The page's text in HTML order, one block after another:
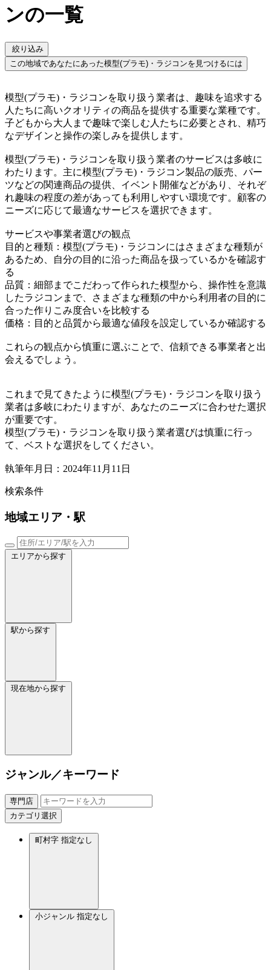
ンの一覧
絞り込み
この地域であなたにあった模型(プラモ)・ラジコンを見つけるには
模型(プラモ)・ラジコンを取り扱う業者は、趣味を追求する
人たちに高いクオリティの商品を提供する重要な業種です。
子どもから大人まで趣味で楽しむ人たちに必要とされ、精巧
なデザインと操作の楽しみを提供します。
模型(プラモ)・ラジコンを取り扱う業者のサービスは多岐に
わたります。主に模型(プラモ)・ラジコン製品の販売、パー
ツなどの関連商品の提供、イベント開催などがあり、それぞ
れ趣味の程度の差があっても利用しやすい環境です。顧客の
ニーズに応じて最適なサービスを選択できます。
サービスや事業者選びの観点
目的と種類：模型(プラモ)・ラジコンにはさまざまな種類が
あるため、自分の目的に沿った商品を扱っているかを確認す
る
品質：細部までこだわって作られた模型から、操作性を意識
したラジコンまで、さまざまな種類の中から利用者の目的に
合った作りこみ度合いを比較する
価格：目的と品質から最適な値段を設定しているか確認する
これらの観点から慎重に選ぶことで、信頼できる事業者と出
会えるでしょう。
これまで見てきたように模型(プラモ)・ラジコンを取り扱う
業者は多岐にわたりますが、あなたのニーズに合わせた選択
が重要です。
模型(プラモ)・ラジコンを取り扱う業者選びは慎重に行っ
て、ベストな選択をしてください。
執筆年月日：2024年11月11日
検索条件
地域エリア・駅
エリアから探す
駅から探す
現在地から探す
ジャンル／キーワード
専門店
カテゴリ選択
町村字 指定なし
小ジャンル 指定なし